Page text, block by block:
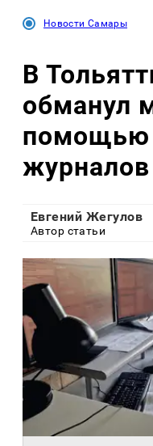
Новости Самары
В
обманул
помощью
журналов
Евгений Жегулов
Автор статьи